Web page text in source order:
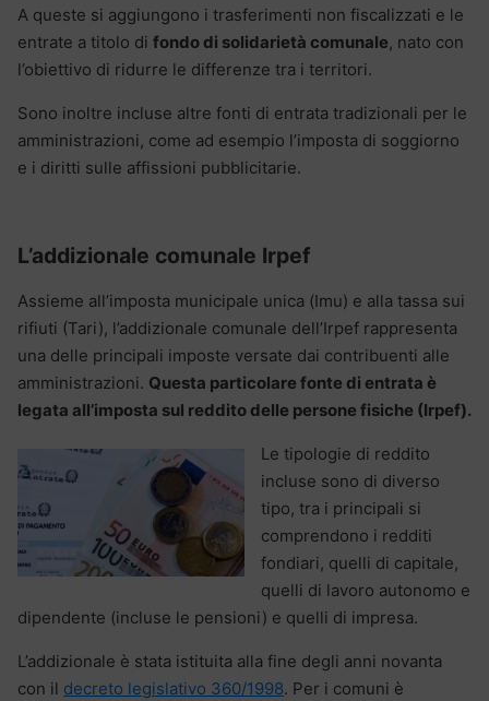
A queste si aggiungono i trasferimenti non fiscalizzati e le
entrate a titolo di fondo di solidarietà comunale, nato con
l’obiettivo di ridurre le differenze tra i territori.
Sono inoltre incluse altre fonti di entrata tradizionali per le
amministrazioni, come ad esempio l’imposta di soggiorno
e i diritti sulle affissioni pubblicitarie.
L’addizionale comunale Irpef
Assieme all’imposta municipale unica (Imu) e alla tassa sui
rifiuti (Tari), l’addizionale comunale dell’Irpef rappresenta
una delle principali imposte versate dai contribuenti alle
amministrazioni. Questa particolare fonte di entrata è
legata all’imposta sul reddito delle persone fisiche (Irpef).
Le tipologie di reddito
incluse sono di diverso
tipo, tra i principali si
comprendono i redditi
fondiari, quelli di capitale,
quelli di lavoro autonomo e
dipendente (incluse le pensioni) e quelli di impresa.
L’addizionale è stata istituita alla fine degli anni novanta
con il decreto legislativo 360/1998. Per i comuni è